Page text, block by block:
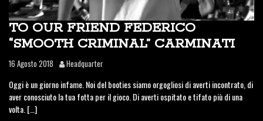
TO OUR FRIEND FEDERICO
“SMOOTH CRIMINAL” CARMINATI
16 Agosto 2018 Headquarter
Oggi è un giorno infame. Noi del booties siamo orgogliosi di averti incontrato, di
aver conosciuto la tua fotta per il gioco. Di averti ospitato e tifato più di una
volta. […]